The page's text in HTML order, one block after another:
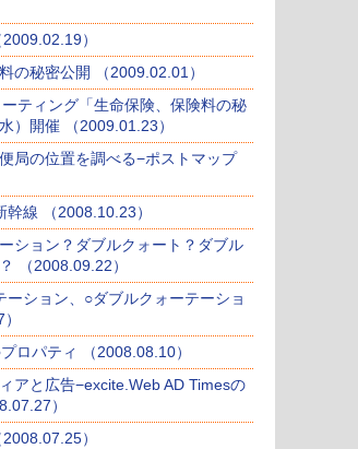
）
の秘密公開 （2009.02.01）
ティング「生命保険、保険料の秘
）開催 （2009.01.23）
局の位置を調べる−ポストマップ
線 （2008.10.23）
ション？ダブルクォート？ダブル
（2008.09.22）
ーション、○ダブルクォーテーショ
ロパティ （2008.08.10）
アと広告−excite.Web AD Timesの
）
）